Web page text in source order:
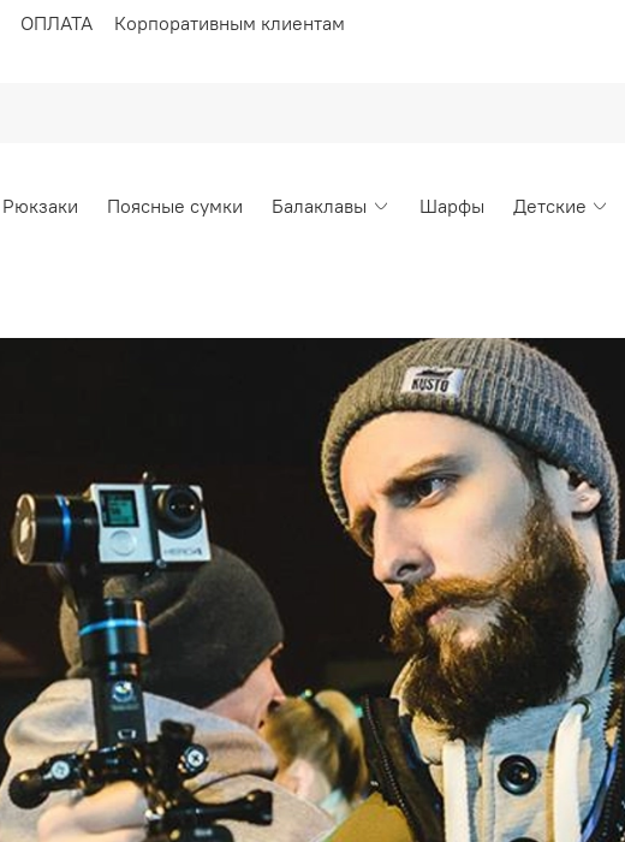
ОПЛАТА Корпоративным клиентам
Рюкзаки Поясные сумки Балаклавы Шарфы Детские